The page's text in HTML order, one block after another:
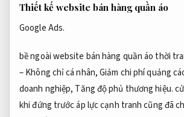
Thiết kế website bán hàng quần áo
Google Ads.
bề ngoài website bán hàng quần áo thời
– Không chỉ cá nhân,Giảm chi phí quảng
doanh nghiệp, Tăng độ phủ thương hiệu.
khi đứng trước áp lực cạnh tranh cũng đã